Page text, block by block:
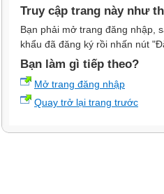
Truy cập trang này như
Bạn phải mở trang đăng nhập,
khẩu đã đăng ký rồi nhấn nút
Bạn làm gì tiếp theo?
Mở trang đăng nhập
Quay trở lại trang trước